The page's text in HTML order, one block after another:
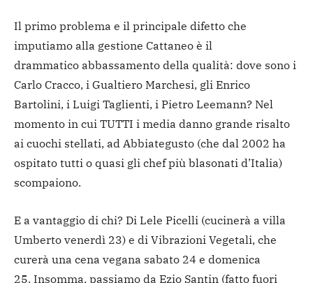
Il primo problema e il principale difetto che
imputiamo alla gestione Cattaneo è il
drammatico abbassamento della qualità: dove sono i
Carlo Cracco, i Gualtiero Marchesi, gli Enrico
Bartolini, i Luigi Taglienti, i Pietro Leemann? Nel
momento in cui TUTTI i media danno grande risalto
ai cuochi stellati, ad Abbiategusto (che dal 2002 ha
ospitato tutti o quasi gli chef più blasonati d’Italia)
scompaiono.
E a vantaggio di chi? Di Lele Picelli (cucinerà a villa
Umberto venerdì 23) e di Vibrazioni Vegetali, che
curerà una cena vegana sabato 24 e domenica
25. Insomma, passiamo da Ezio Santin (fatto fuori